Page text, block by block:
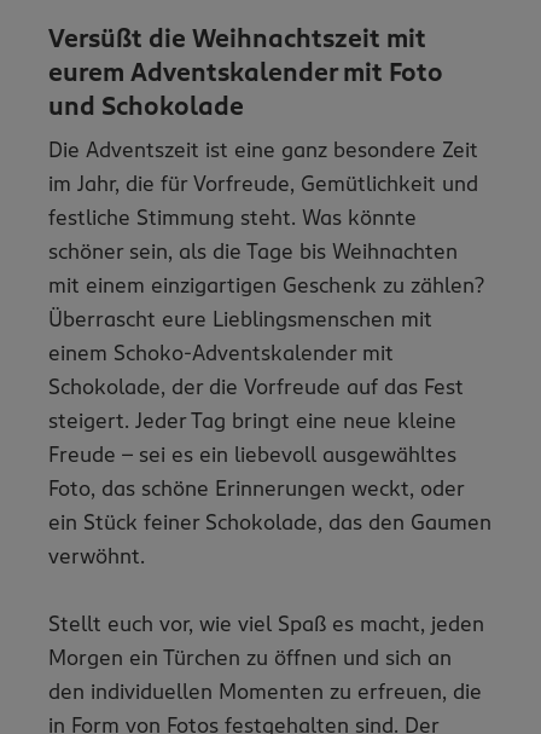
Versüßt die Weihnachtszeit mit
eurem Adventskalender mit Foto
und Schokolade
Die Adventszeit ist eine ganz besondere Zeit
im Jahr, die für Vorfreude, Gemütlichkeit und
festliche Stimmung steht. Was könnte
schöner sein, als die Tage bis Weihnachten
mit einem einzigartigen Geschenk zu zählen?
Überrascht eure Lieblingsmenschen mit
einem Schoko-Adventskalender mit
Schokolade, der die Vorfreude auf das Fest
steigert. Jeder Tag bringt eine neue kleine
Freude – sei es ein liebevoll ausgewähltes
Foto, das schöne Erinnerungen weckt, oder
ein Stück feiner Schokolade, das den Gaumen
verwöhnt.
Stellt euch vor, wie viel Spaß es macht, jeden
Morgen ein Türchen zu öffnen und sich an
den individuellen Momenten zu erfreuen, die
in Form von Fotos festgehalten sind. Der